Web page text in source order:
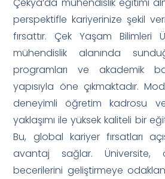
perspektifle kariyerinize şekil
fırsattır. Çek Yaşam Bilimleri
mühendislik alanında
programları ve akademik
yapısıyla öne çıkmaktadır.
deneyimli öğretim kadrosu
yaklaşımı ile yüksek kaliteli bir
Bu, global kariyer fırsatları
avantaj sağlar. Üniversite,
becerilerini geliştirmeye